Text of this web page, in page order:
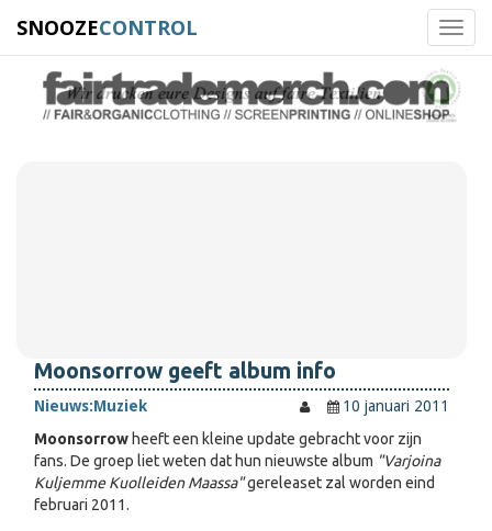
SNOOZECONTROL
Moonsorrow geeft album info
Nieuws:Muziek
10 januari 2011
Moonsorrow heeft een kleine update gebracht voor zijn
fans. De groep liet weten dat hun nieuwste album "Varjoina
Kuljemme Kuolleiden Maassa"gereleaset zal worden eind
februari 2011.